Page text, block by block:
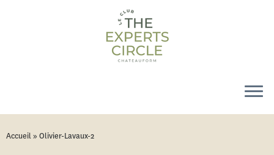
Accueil» Olivier-Lavaux-2